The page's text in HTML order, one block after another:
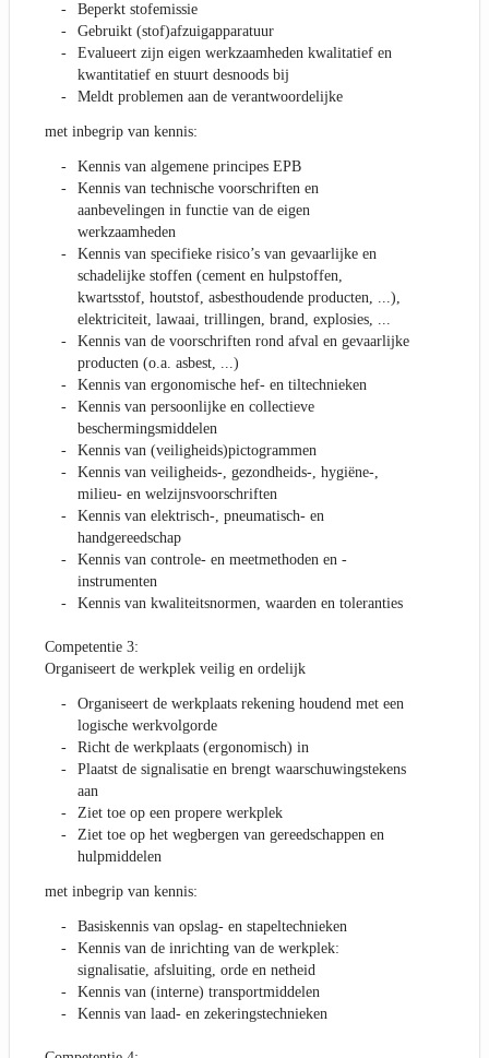
Beperkt stofemissie
Gebruikt (stof)afzuigapparatuur
Evalueert zijn eigen werkzaamheden kwalitatief en
kwantitatief en stuurt desnoods bij
Meldt problemen aan de verantwoordelijke
met inbegrip van kennis:
Kennis van algemene principes EPB
Kennis van technische voorschriften en
aanbevelingen in functie van de eigen
werkzaamheden
Kennis van specifieke risico’s van gevaarlijke en
schadelijke stoffen (cement en hulpstoffen,
kwartsstof, houtstof, asbesthoudende producten, ...),
elektriciteit, lawaai, trillingen, brand, explosies, ...
Kennis van de voorschriften rond afval en gevaarlijke
producten (o.a. asbest, ...)
Kennis van ergonomische hef- en tiltechnieken
Kennis van persoonlijke en collectieve
beschermingsmiddelen
Kennis van (veiligheids)pictogrammen
Kennis van veiligheids-, gezondheids-, hygiëne-,
milieu- en welzijnsvoorschriften
Kennis van elektrisch-, pneumatisch- en
handgereedschap
Kennis van controle- en meetmethoden en -
instrumenten
Kennis van kwaliteitsnormen, waarden en toleranties
Competentie 3:
Organiseert de werkplek veilig en ordelijk
Organiseert de werkplaats rekening houdend met een
logische werkvolgorde
Richt de werkplaats (ergonomisch) in
Plaatst de signalisatie en brengt waarschuwingstekens
aan
Ziet toe op een propere werkplek
Ziet toe op het wegbergen van gereedschappen en
hulpmiddelen
met inbegrip van kennis:
Basiskennis van opslag- en stapeltechnieken
Kennis van de inrichting van de werkplek:
signalisatie, afsluiting, orde en netheid
Kennis van (interne) transportmiddelen
Kennis van laad- en zekeringstechnieken